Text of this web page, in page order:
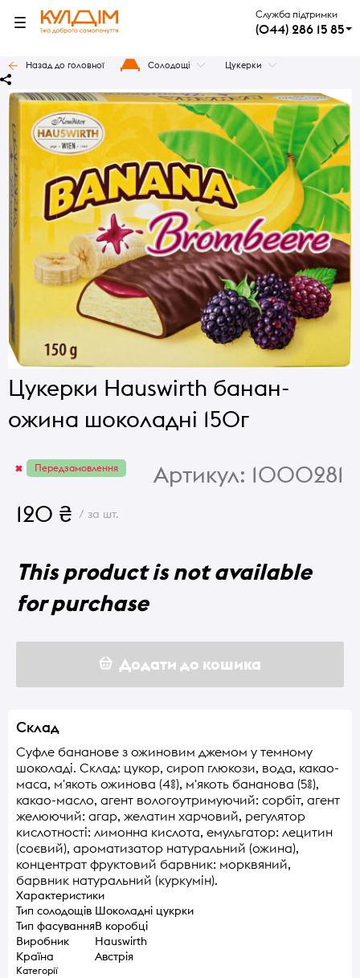
Служба підтримки
(044) 286 15 85
Назад до головної Солодощі Цукерки
Цукерки Hauswirth банан-
ожина шоколадні 150г
Передзамовлення Артикул: 1000281
120 ₴ / за шт.
This product is not available
for purchase
Додати до кошика
Склад
Суфле бананове з ожиновим джемом у темному
шоколаді. Склад: цукор, сироп глюкози, вода, какао-
маса, м'якоть ожинова (4%), м'якоть бананова (5%),
какао-масло, агент вологоутримуючий: сорбіт, агент
желюючий: агар, желатин харчовий, регулятор
кислотності: лимонна кислота, емульгатор: лецитин
(соєвий), ароматизатор натуральний (ожина),
концентрат фруктовий барвник: морквяний,
барвник натуральний (куркумін).
Характеристики
Тип солодощів Шоколадні цукрки
Тип фасуванняВ коробці
Виробник
Hauswirth
Країна
Австрія
Категорії